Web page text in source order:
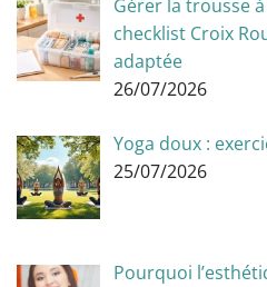
Gérer la trousse
checklist Croix
adaptée
26/07/2026
Yoga doux :
25/07/2026
Pourquoi